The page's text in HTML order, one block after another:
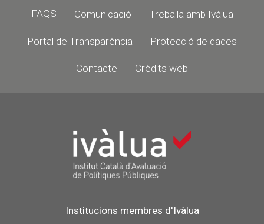
Footer
FAQS Comunicació Treballa amb Ivàlua
Portal de Transparència Protecció de dades
Contacte Crèdits web
Institucions membres d'Ivàlua